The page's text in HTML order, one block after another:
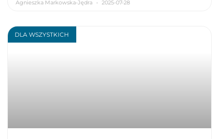
Agnieszka Markowska-Jędra 2025-07-28
DLA WSZYSTKICH